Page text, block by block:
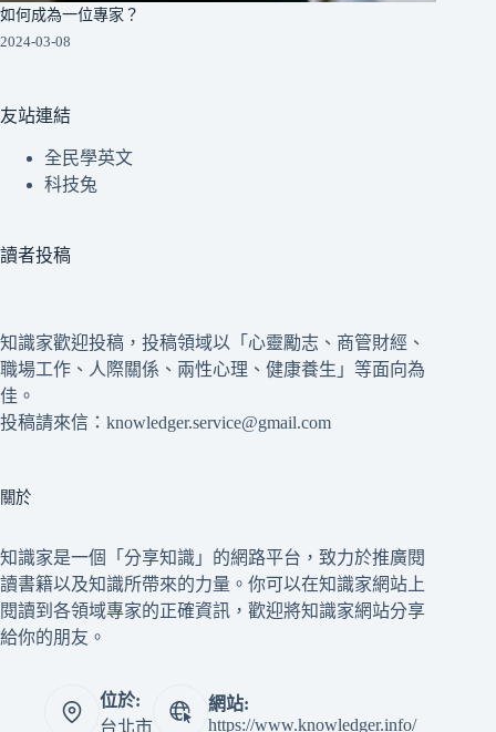
如何成為一位專家？
2024-03-08
友站連結
全民學英文
科技兔
讀者投稿
知識家歡迎投稿，投稿領域以「心靈勵志、商管財經、
職場工作、人際關係、兩性心理、健康養生」等面向為
佳。
投稿請來信：knowledger.service@gmail.com
關於
知識家是一個「分享知識」的網路平台，致力於推廣閱
讀書籍以及知識所帶來的力量。你可以在知識家網站上
閱讀到各領域專家的正確資訊，歡迎將知識家網站分享
給你的朋友。
位於:
台北市
網站:
https://www.knowledger.info/